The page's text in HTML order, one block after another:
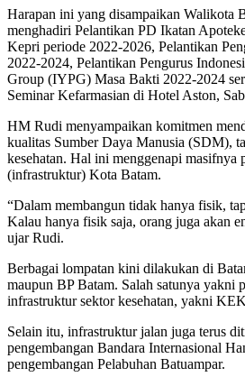
Harapan ini yang disampaikan Walikota
menghadiri Pelantikan PD Ikatan
Kepri periode 2022-2026, Pelantikan
2022-2024, Pelantikan Pengurus
Group (IYPG) Masa Bakti 2022-2024
Seminar Kefarmasian di Hotel Aston,
HM Rudi menyampaikan komitmen
kualitas Sumber Daya Manusia (SDM),
kesehatan. Hal ini menggenapi masifnya
(infrastruktur) Kota Batam.
“Dalam membangun tidak hanya fisik,
Kalau hanya fisik saja, orang juga akan
ujar Rudi.
Berbagai lompatan kini dilakukan di
maupun BP Batam. Salah satunya yakni
infrastruktur sektor kesehatan, yakni
Selain itu, infrastruktur jalan juga terus
pengembangan Bandara Internasional
pengembangan Pelabuhan Batuampar.